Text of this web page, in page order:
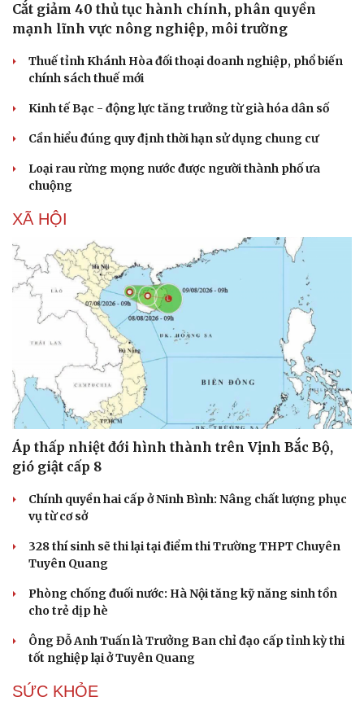
Cải chính
Cắt giảm 40 thủ tục hành chính, phân quyền
mạnh lĩnh vực nông nghiệp, môi trường
Thuế tỉnh Khánh Hòa đối thoại doanh nghiệp, phổ biến
chính sách thuế mới
Kinh tế Bạc - động lực tăng trưởng từ già hóa dân số
Cần hiểu đúng quy định thời hạn sử dụng chung cư
Loại rau rừng mọng nước được người thành phố ưa
chuộng
XÃ HỘI
Áp thấp nhiệt đới hình thành trên Vịnh Bắc Bộ,
gió giật cấp 8
Chính quyền hai cấp ở Ninh Bình: Nâng chất lượng phục
vụ từ cơ sở
328 thí sinh sẽ thi lại tại điểm thi Trường THPT Chuyên
Tuyên Quang
Phòng chống đuối nước: Hà Nội tăng kỹ năng sinh tồn
cho trẻ dịp hè
Ông Đỗ Anh Tuấn là Trưởng Ban chỉ đạo cấp tỉnh kỳ thi
tốt nghiệp lại ở Tuyên Quang
SỨC KHỎE